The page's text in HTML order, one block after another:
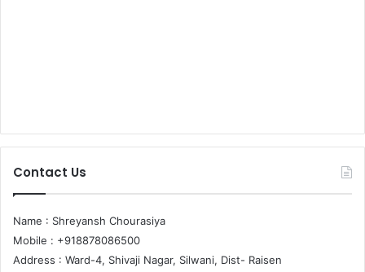
Contact Us
Name : Shreyansh Chourasiya
Mobile : +918878086500
Address : Ward-4, Shivaji Nagar, Silwani, Dist- Raisen